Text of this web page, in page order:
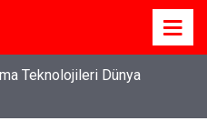
Teknolojileri Dünya